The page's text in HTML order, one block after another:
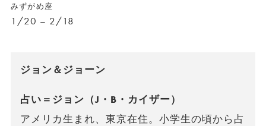
みずがめ座
1/20 – 2/18
ジョン＆ジョーン
占い＝ジョン（J・B・カイザー）
アメリカ生まれ、東京在住。小学生の頃から占